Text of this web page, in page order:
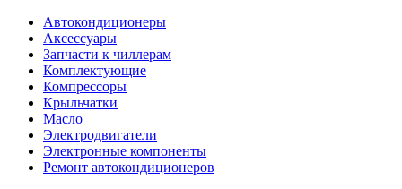
Автокондиционеры
Аксессуары
Запчасти к чиллерам
Комплектующие
Компрессоры
Крыльчатки
Масло
Электродвигатели
Электронные компоненты
Ремонт автокондиционеров